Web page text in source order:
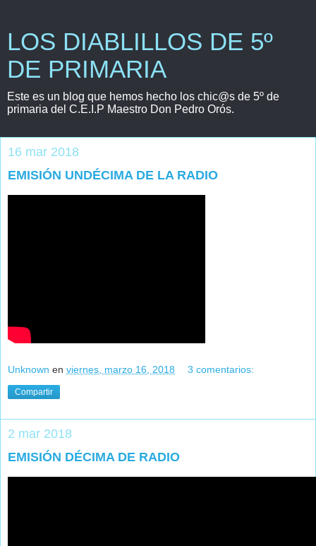
LOS DIABLILLOS DE 5º
DE PRIMARIA
Este es un blog que hemos hecho los chic@s de 5º de
primaria del C.E.I.P Maestro Don Pedro Orós.
16 mar 2018
EMISIÓN UNDÉCIMA DE LA RADIO
Unknown en viernes, marzo 16, 2018 3 comentarios:
Compartir
2 mar 2018
EMISIÓN DÉCIMA DE RADIO